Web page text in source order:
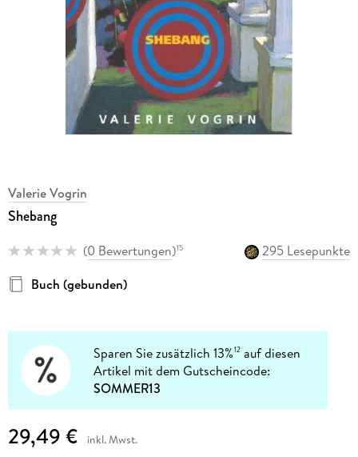
Valerie Vogrin
Shebang
(0 Bewertungen)15
295 Lesepunkte
Buch (gebunden)
Sparen Sie zusätzlich 13%12 auf diesen
Artikel mit dem Gutscheincode:
SOMMER13
29,49 € inkl. Mwst.